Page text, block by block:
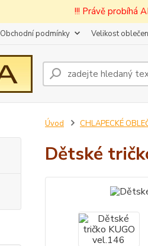
!!! Právě probíhá
Obchodní podmínky Velikost
Úvod CHLAPECKÉ
Dětské